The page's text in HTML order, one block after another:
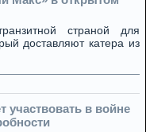
страной для
доставляют катера из
участвовать в войне